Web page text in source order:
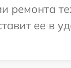
ремонта
ее в